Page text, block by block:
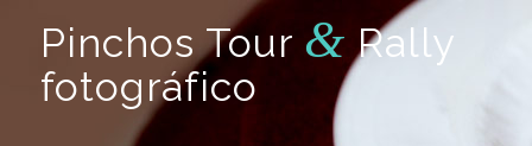
Pinchos Tour & Rally
fotográfico